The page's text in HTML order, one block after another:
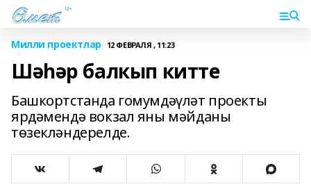
Милли проектлар 12 ФЕВРАЛЯ , 11:23
Шәһәр балкып китте
Башкортстанда гомумдәүләт проекты
ярдәмендә вокзал яны мәйданы
төзекләндерелде.